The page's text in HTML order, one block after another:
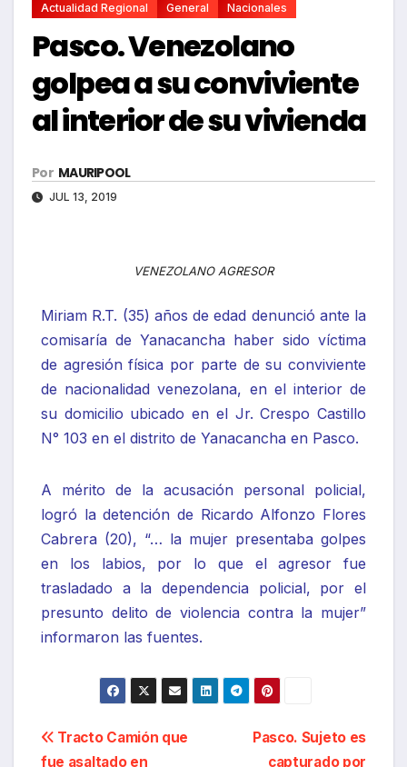
Actualidad Regional General Nacionales
Pasco. Venezolano
golpea a su conviviente
al interior de su vivienda
Por MAURIPOOL
JUL 13, 2019
VENEZOLANO AGRESOR
Miriam R.T. (35) años de edad denunció ante la
comisaría de Yanacancha haber sido víctima
de agresión física por parte de su conviviente
de nacionalidad venezolana, en el interior de
su domicilio ubicado en el Jr. Crespo Castillo
N° 103 en el distrito de Yanacancha en Pasco.
A mérito de la acusación personal policial,
logró la detención de Ricardo Alfonzo Flores
Cabrera (20), “… la mujer presentaba golpes
en los labios, por lo que el agresor fue
trasladado a la dependencia policial, por el
presunto delito de violencia contra la mujer”
informaron las fuentes.
Navegación
Pasco. Sujeto es
capturado por
Tracto Camión que
fue asaltado en